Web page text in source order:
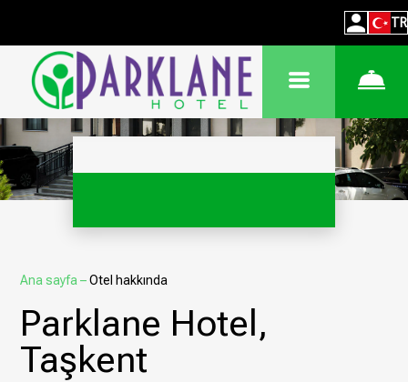
TR
Ana sayfa–Otel hakkında
Parklane Hotel,
Taşkent